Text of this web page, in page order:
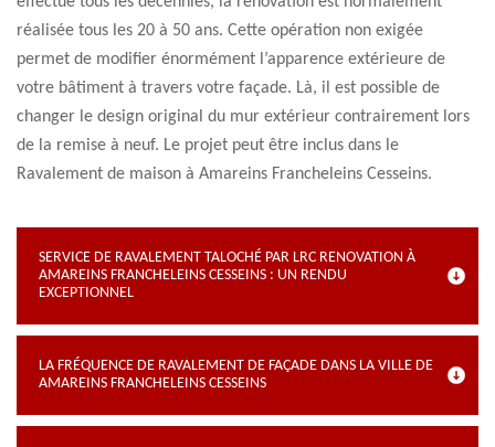
réalisée tous les 20 à 50 ans. Cette opération non exigée
permet de modifier énormément l’apparence extérieure de
votre bâtiment à travers votre façade. Là, il est possible de
changer le design original du mur extérieur contrairement lors
de la remise à neuf. Le projet peut être inclus dans le
Ravalement de maison à Amareins Francheleins Cesseins.
SERVICE DE RAVALEMENT TALOCHÉ PAR LRC RENOVATION À
AMAREINS FRANCHELEINS CESSEINS : UN RENDU
EXCEPTIONNEL
LA FRÉQUENCE DE RAVALEMENT DE FAÇADE DANS LA VILLE DE
AMAREINS FRANCHELEINS CESSEINS